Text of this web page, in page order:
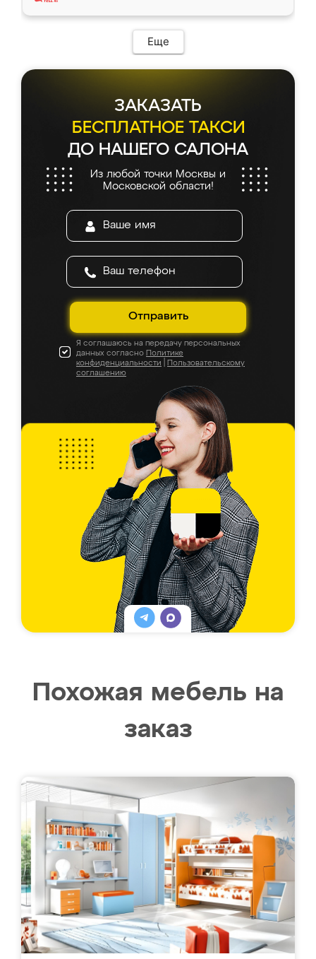
Еще
ЗАКАЗАТЬ
БЕСПЛАТНОЕ ТАКСИ
ДО НАШЕГО САЛОНА
Из любой точки Москвы и
Московской области!
Отправить
Я соглашаюсь на передачу персональных
данных согласно Политике
конфиденциальности
Пользовательскому
соглашению
Похожая мебель на
заказ